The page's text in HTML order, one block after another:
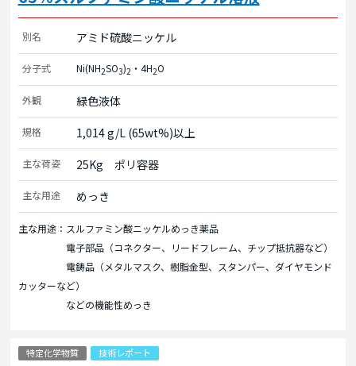
別名 アミド硫酸ニッケル
分子式 Ni(NH2SO3)2 ・4H2O
外観 緑色液体
規格 1,014 g/L (65wt%)以上
主な荷姿 25Kg　ポリ容器
主な用途 めっき
主な用途：スルファミン酸ニッケルめっき薬品
電子部品（コネクター、リードフレーム、チップ抵抗器など）
電鋳品（メタルマスク、樹脂金型、スタンパー、ダイヤモンド
カッターなど）
などの機能性めっき
特定化学物質 技術レポート